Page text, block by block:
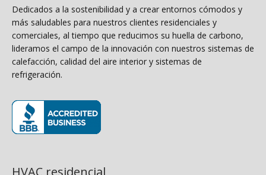
Dedicados a la sostenibilidad y a crear entornos cómodos y
más saludables para nuestros clientes residenciales y
comerciales, al tiempo que reducimos su huella de carbono,
lideramos el campo de la innovación con nuestros sistemas de
calefacción, calidad del aire interior y sistemas de
refrigeración.
HVAC residencial